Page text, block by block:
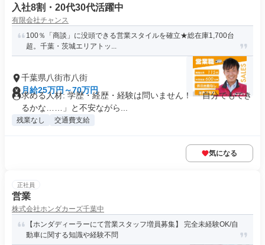
入社8割・20代30代活躍中
有限会社チャンス
100％「商談」に没頭できる営業スタイルを確立★総在庫1,700台
超。千葉・茨城エリアトッ...
千葉県八街市八街
月給25万円～70万円
求める人材: 学歴・経歴・経験は問いません！ 「自分でもでき
るかな……」と不安ながら...
残業なし 交通費支給
気になる
正社員
営業
株式会社ホンダカーズ千葉中
【ホンダディーラーにて営業スタッフ増員募集】 完全未経験OK/自
動車に関する知識や経験不問